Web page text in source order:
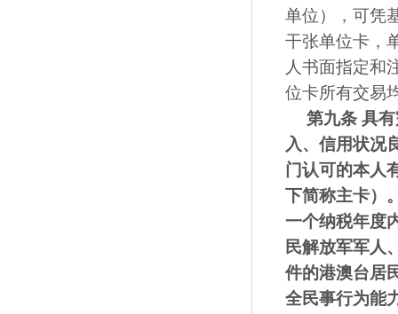
单位），可凭
干张单位卡，
人书面指定和
位卡所有交易
第九条 具
入、信用状况
门认可的本人
下简称主卡）
一个纳税年度
民解放军军人
件的港澳台居
全民事行为能